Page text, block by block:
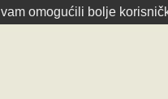
omogućili bolje